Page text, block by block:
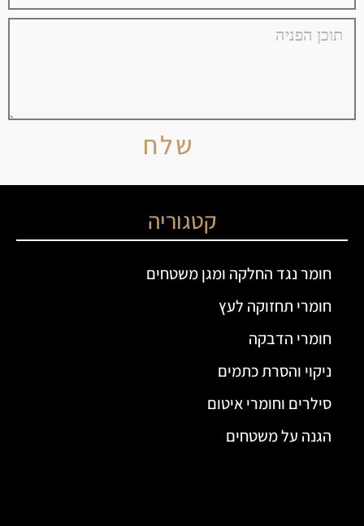
שלח
קטגוריה
חומר נגד החלקה ומגן משטחים
חומרי תחזוקה לעץ
חומרי הדבקה
ניקוי והסרת כתמים
סילרים וחומרי איטום
הגנה על משטחים